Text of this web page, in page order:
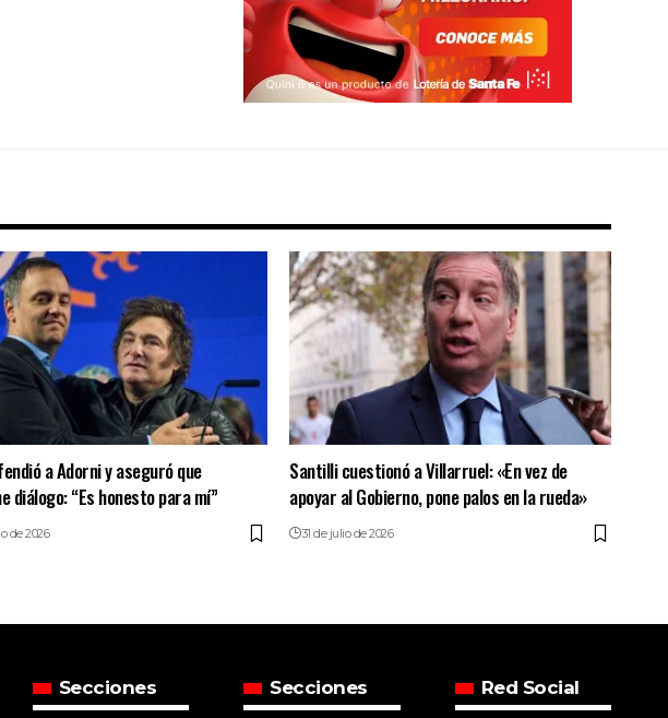
a Adorni y aseguró que
diálogo: “Es honesto para mí”
de 2026
Santilli cuestionó a Villarruel: «En vez de
apoyar al Gobierno, pone palos en la rueda»
31 de julio de 2026
Secciones Secciones Red Social